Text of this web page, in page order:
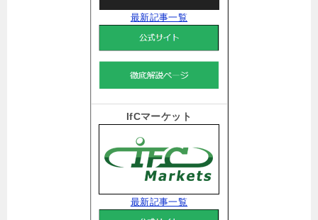
最新記事一覧
IfCマーケット
最新記事一覧